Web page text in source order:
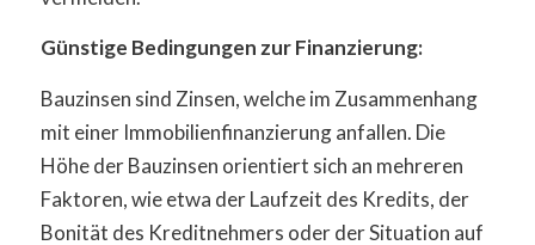
Günstige Bedingungen zur Finanzierung:
Bauzinsen sind Zinsen, welche im Zusammenhang
mit einer Immobilienfinanzierung anfallen. Die
Höhe der Bauzinsen orientiert sich an mehreren
Faktoren, wie etwa der Laufzeit des Kredits, der
Bonität des Kreditnehmers oder der Situation auf